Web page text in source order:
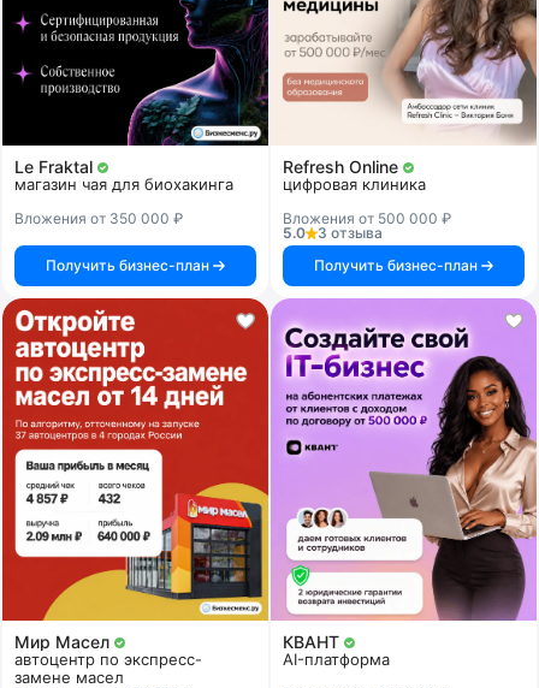
Le Fraktal
магазин чая для биохакинга
Вложения от 350 000 ₽
Получить бизнес-план
Refresh Online
цифровая клиника
Вложения от 500 000 ₽
5.0
3 отзыва
Получить бизнес-план
Мир Масел
автоцентр по экспресс-
замене масел
КВАНТ
AI-платформа